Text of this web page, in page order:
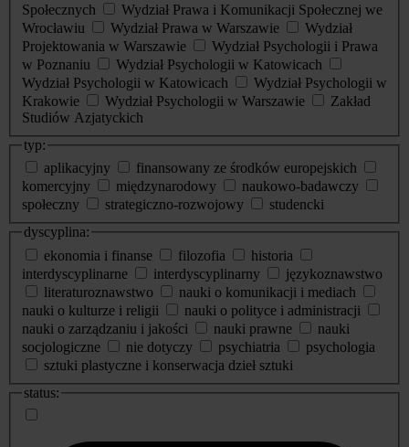
Społecznych
Wydział Prawa i Komunikacji Społecznej we
Wrocławiu
Wydział Prawa w Warszawie
Wydział
Projektowania w Warszawie
Wydział Psychologii i Prawa
w Poznaniu
Wydział Psychologii w Katowicach
Wydział Psychologii w Katowicach
Wydział Psychologii w
Krakowie
Wydział Psychologii w Warszawie
Zakład
Studiów Azjatyckich
typ:
aplikacyjny
finansowany ze środków europejskich
komercyjny
międzynarodowy
naukowo-badawczy
społeczny
strategiczno-rozwojowy
studencki
dyscyplina:
ekonomia i finanse
filozofia
historia
interdyscyplinarne
interdyscyplinarny
językoznawstwo
literaturoznawstwo
nauki o komunikacji i mediach
nauki o kulturze i religii
nauki o polityce i administracji
nauki o zarządzaniu i jakości
nauki prawne
nauki
socjologiczne
nie dotyczy psychiatria
psychologia
sztuki plastyczne i konserwacja dzieł sztuki
status: